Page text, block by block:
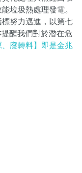
垃圾熱處理發電。
努力邁進，以第七
醒我們對於潛在危
、廢轉料】即是金兆